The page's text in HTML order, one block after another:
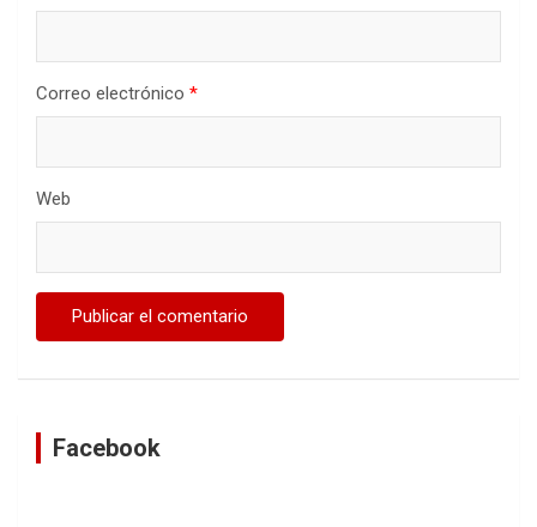
Correo electrónico *
Web
Facebook